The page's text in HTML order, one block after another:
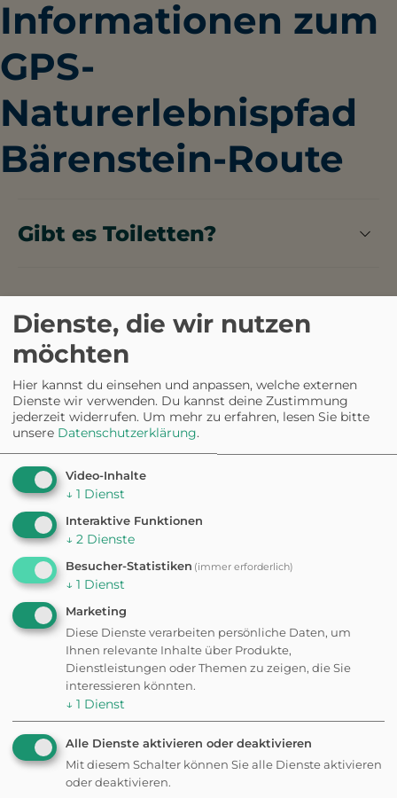
Informationen zum
GPS-
Naturerlebnispfad
Bärenstein-Route
Gibt es Toiletten?
NUR IN DER APP · GASSIRUNDEN
Eine Runde, perfekt
füreure Stimmung.
2.648 Runden
bereits generiert
Kostenlos
Kein Abo nötig
Statt jeden Tag die gleiche Runde: Sag der App, wie viel
Zeit ihr habt und worauf ihr Lust habt: wir bauen euch
eine passende Runde — direkt von eurem Standort.
NACH STIMMUNG
Entspannt
20-30 min · gemütlicher Spaziergang
Dienste, die wir nutzen
möchten
Hier kannst du einsehen und anpassen, welche externen
Dienste wir verwenden. Du kannst deine Zustimmung
jederzeit widerrufen. Um mehr zu erfahren, lesen Sie bitte
unsere Datenschutzerklärung.
Video-Inhalte
↓ 1 Dienst
Interaktive Funktionen
↓ 2 Dienste
Besucher-Statistiken (immer erforderlich)
↓ 1 Dienst
Marketing
Diese Dienste verarbeiten persönliche Daten, um
Ihnen relevante Inhalte über Produkte,
Dienstleistungen oder Themen zu zeigen, die Sie
interessieren könnten.
↓ 1 Dienst
Alle Dienste aktivieren oder deaktivieren
Mit diesem Schalter können Sie alle Dienste aktivieren
oder deaktivieren.